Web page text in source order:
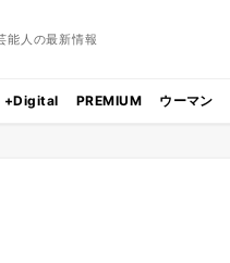
能人の最新情報
+Digital PREMIUM ウーマン